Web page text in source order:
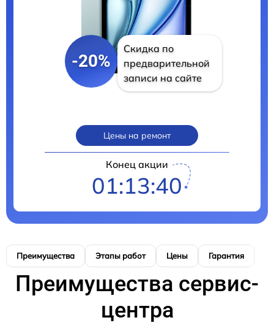
-20%
Скидка по
предварительной
записи на сайте
Цены на ремонт
Конец акции
01:13:39
Преимущества Этапы работ Цены Гарантия
Преимущества сервис-
центра